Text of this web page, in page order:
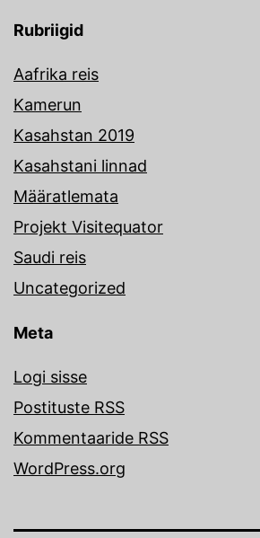
Rubriigid
Aafrika reis
Kamerun
Kasahstan 2019
Kasahstani linnad
Määratlemata
Projekt Visitequator
Saudi reis
Uncategorized
Meta
Logi sisse
Postituste RSS
Kommentaaride RSS
WordPress.org